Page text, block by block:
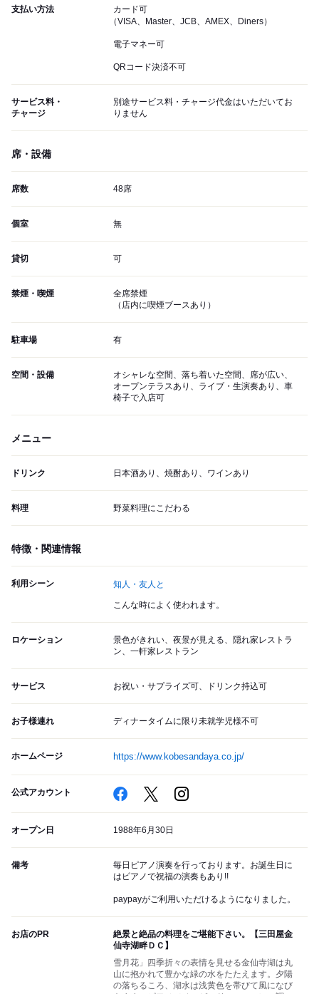
支払い方法
カード可
（VISA、Master、JCB、AMEX、Diners）
電子マネー可
QRコード決済不可
サービス料・
チャージ
別途サービス料・チャージ代金はいただいてお
りません
席・設備
席数 48席
個室 無
貸切 可
禁煙・喫煙
全席禁煙
（店内に喫煙ブースあり）
駐車場 有
空間・設備
オシャレな空間、落ち着いた空間、席が広い、
オープンテラスあり、ライブ・生演奏あり、車
椅子で入店可
メニュー
ドリンク 日本酒あり、焼酎あり、ワインあり
料理 野菜料理にこだわる
特徴・関連情報
利用シーン 知人・友人と
こんな時によく使われます。
ロケーション
景色がきれい、夜景が見える、隠れ家レストラ
ン、一軒家レストラン
サービス お祝い・サプライズ可、ドリンク持込可
お子様連れ ディナータイムに限り未就学児様不可
ホームページ https://www.kobesandaya.co.jp/
公式アカウント
オープン日 1988年6月30日
備考
毎日ピアノ演奏を行っております。お誕生日に
はピアノで祝福の演奏もあり!!
paypayがご利用いただけるようになりました。
お店のPR
絶景と絶品の料理をご堪能下さい。【三田屋金
仙寺湖畔ＤＣ】
雪月花」四季折々の表情を見せる金仙寺湖は丸
山に抱かれて豊かな緑の水をたたえます。夕陽
の落ちるころ、湖水は浅黄色を帯びて風になび